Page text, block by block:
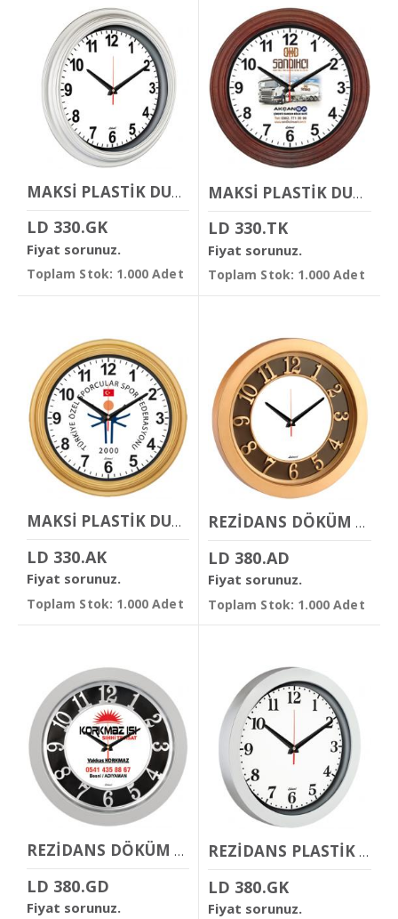
MAKSİ PLASTİK DUVAR SAATİ
LD 330.GK
Fiyat sorunuz.
Toplam Stok: 1.000 Adet
MAKSİ PLASTİK DUVAR SAATİ
LD 330.TK
Fiyat sorunuz.
Toplam Stok: 1.000 Adet
MAKSİ PLASTİK DUVAR SAATİ
LD 330.AK
Fiyat sorunuz.
Toplam Stok: 1.000 Adet
REZİDANS DÖKÜM KADRANLI DUVAR SAATİ
LD 380.AD
Fiyat sorunuz.
Toplam Stok: 1.000 Adet
REZİDANS DÖKÜM KADRANLI DUVAR SAATİ
LD 380.GD
Fiyat sorunuz.
REZİDANS PLASTİK DUVAR SAATİ
LD 380.GK
Fiyat sorunuz.